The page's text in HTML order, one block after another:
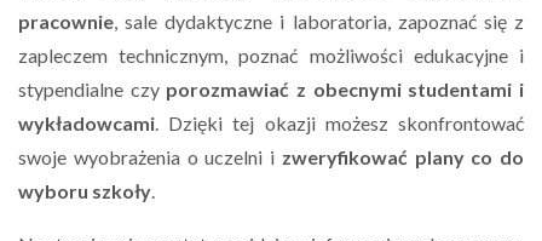
pracownie , sale dydaktyczne i laboratoria, zapoznać się z
zapleczem technicznym, poznać możliwości edukacyjne i
stypendialne czyporozmawiać z obecnymi studentami i
wykładowcami . Dzięki tej okazji możesz skonfrontować
swoje wyobrażenia o uczelni i zweryfikować plany co do
wyboru szkoły